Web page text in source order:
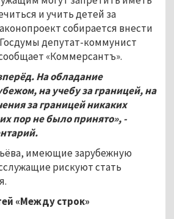
и учить детей за
собирается внести
депутат-коммунист
«Коммерсантъ».
На обладание
на учебу за границей, на
за границей никаких
пор не было принято», -
имеющие зарубежную
рискуют стать
«Между строк»